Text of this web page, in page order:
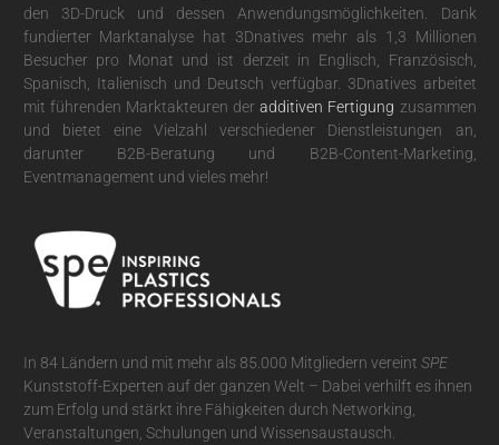
den 3D-Druck und dessen Anwendungsmöglichkeiten. Dank
fundierter Marktanalyse hat 3Dnatives mehr als 1,3 Millionen
Besucher pro Monat und ist derzeit in Englisch, Französisch,
Spanisch, Italienisch und Deutsch verfügbar. 3Dnatives arbeitet
mit führenden Marktakteuren deradditiven Fertigung zusammen
und bietet eine Vielzahl verschiedener Dienstleistungen an,
darunter B2B-Beratung und B2B-Content-Marketing,
Eventmanagement und vieles mehr!
In 84 Ländern und mit mehr als 85.000 Mitgliedern vereint SPE
Kunststoff-Experten auf der ganzen Welt – Dabei verhilft es ihnen
zum Erfolg und stärkt ihre Fähigkeiten durch Networking,
Veranstaltungen, Schulungen und Wissensaustausch.